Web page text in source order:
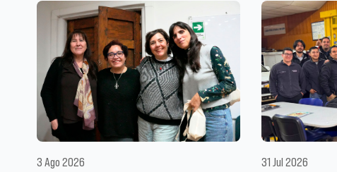
3 Ago 2026 31 Jul 2026